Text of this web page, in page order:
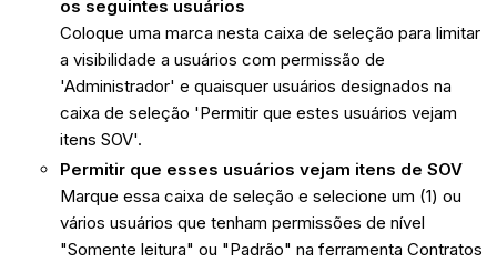
os seguintes usuários
Coloque uma marca nesta caixa de seleção para limitar
a visibilidade a usuários com permissão de
'Administrador' e quaisquer usuários designados na
caixa de seleção 'Permitir que estes usuários vejam
itens SOV'.
Permitir que esses usuários vejam itens de SOV
Marque essa caixa de seleção e selecione um (1) ou
vários usuários que tenham permissões de nível
"Somente leitura" ou "Padrão" na ferramenta Contratos